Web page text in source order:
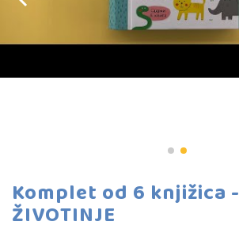
Komplet od 6 knjižica -
ŽIVOTINJE